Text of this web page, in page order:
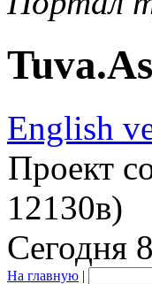
English
Проект
12130в)
Сегодня
На главную |